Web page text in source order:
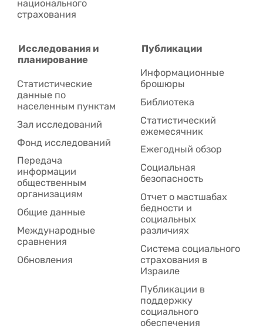
национального
страхования
Исследования и
планирование
Статистические
данные по
населенным пунктам
Зал исследований
Фонд исследований
Передача
информации
общественным
организациям
Общие данные
Международные
сравнения
Обновления
Публикации
Информационные
брошюры
Библиотека
Статистический
ежемесячник
Ежегодный обзор
Социальная
безопасность
Отчет о мастшабах
бедности и
социальных
различиях
Система социального
страхования в
Израиле
Публикации в
поддержку
социального
обеспечения